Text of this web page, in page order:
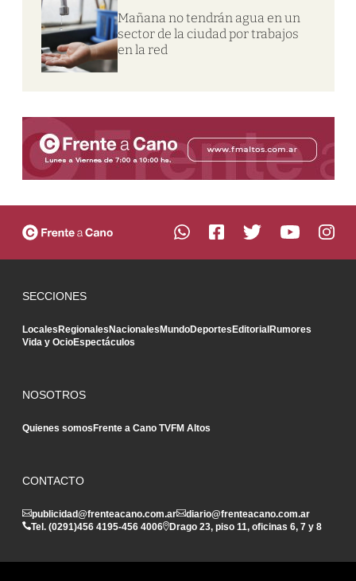
Mañana no tendrán agua en un
sector de la ciudad por trabajos
en la red
SECCIONES
LocalesRegionalesNacionalesMundoDeportesEditorialRumores
Vida y OcioEspectáculos
NOSOTROS
Quienes somosFrente a Cano TVFM Altos
CONTACTO
publicidad@frenteacano.com.ar
diario@frenteacano.com.ar
Tel. (0291)456 4195-456 4006 Drago 23, piso 11, oficinas 6, 7 y 8